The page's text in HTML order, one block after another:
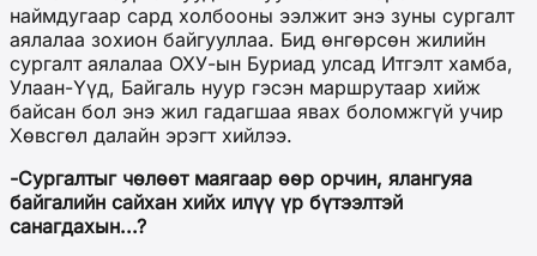
наймдугаар сард холбооны ээлжит энэ зуны сургалт
аялалаа зохион байгууллаа. Бид өнгөрсөн жилийн
сургалт аялалаа ОХУ-ын Буриад улсад Итгэлт хамба,
Улаан-Үүд, Байгаль нуур гэсэн маршрутаар хийж
байсан бол энэ жил гадагшаа явах боломжгүй учир
Хөвсгөл далайн эрэгт хийлээ.
-Сургалтыг чөлөөт маягаар өөр орчин, ялангуяа
байгалийн сайхан хийх илүү үр бүтээлтэй
санагдахын...?